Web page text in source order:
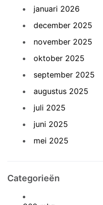
januari 2026
december 2025
november 2025
oktober 2025
september 2025
augustus 2025
juli 2025
juni 2025
mei 2025
Categorieën